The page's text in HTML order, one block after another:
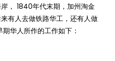
， 1840年代末期，加州淘金
有人去做铁路华工，还有人做
华人所作的工作如下：